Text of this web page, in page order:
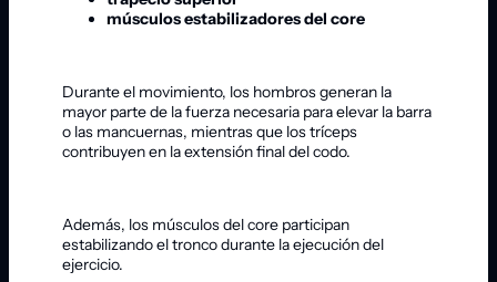
músculos estabilizadores del core
Durante el movimiento, los hombros generan la
mayor parte de la fuerza necesaria para elevar la barra
o las mancuernas, mientras que los tríceps
contribuyen en la extensión final del codo.
Además, los músculos del core participan
estabilizando el tronco durante la ejecución del
ejercicio.